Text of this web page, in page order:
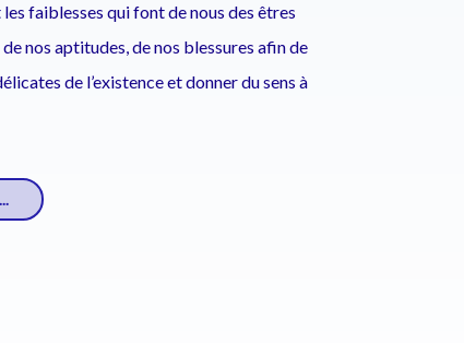
faiblesses qui font de nous des êtres
nos aptitudes, de nos blessures afin de
de l’existence et donner du sens à